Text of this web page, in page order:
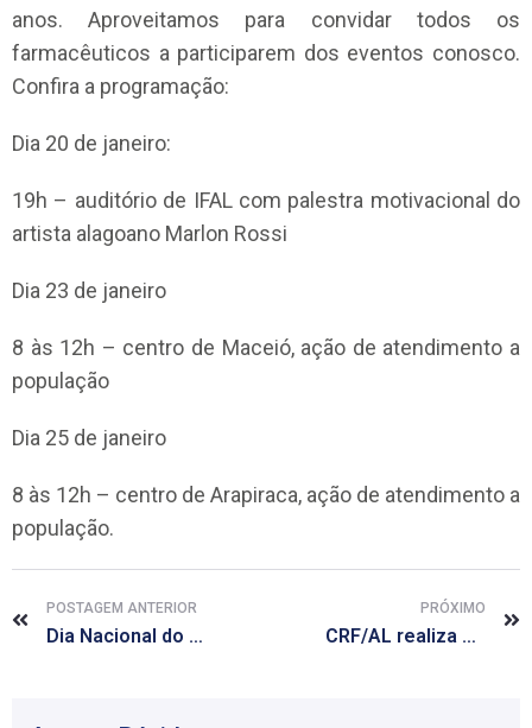
anos. Aproveitamos para convidar todos os
farmacêuticos a participarem dos eventos conosco.
Confira a programação:
Dia 20 de janeiro:
19h – auditório de IFAL com palestra motivacional do
artista alagoano Marlon Rossi
Dia 23 de janeiro
8 às 12h – centro de Maceió, ação de atendimento a
população
Dia 25 de janeiro
8 às 12h – centro de Arapiraca, ação de atendimento a
população.
POSTAGEM ANTERIOR
Dia Nacional do Farmacêutico: CRF/AL premia farmacêuticos e promove ações de saúde
PRÓXIMO
CRF/AL realiza palestra sobre saúde mental para mães de crianças com microcefalia